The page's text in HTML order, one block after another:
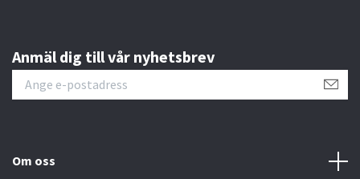
Anmäl dig till vår nyhetsbrev
Om oss